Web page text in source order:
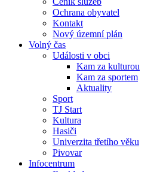
Ochrana obyvatel
Kontakt
Nový územní plán
Volný čas
Události v obci
Kam za kulturou
Kam za sportem
Aktuality
Sport
TJ Start
Kultura
Hasiči
Univerzita třetího věku
Pivovar
Infocentrum